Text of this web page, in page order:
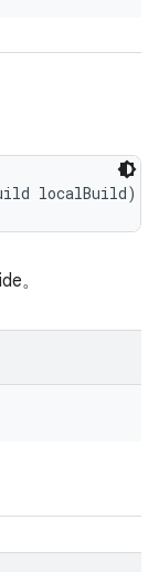
localBuild)
。